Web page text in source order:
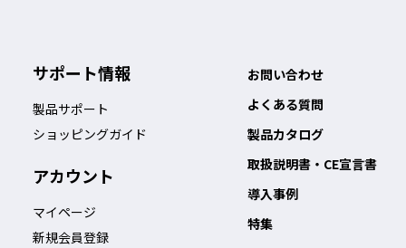
せ、バンドは甲側に回します。
サポート情報
製品サポート
ショッピングガイド
アカウント
マイページ
新規会員登録
お問い合わせ
よくある質問
製品カタログ
取扱説明書・CE宣言書
導入事例
特集